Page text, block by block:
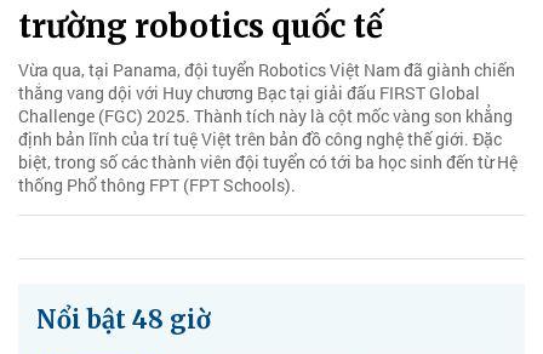
trường robotics quốc tế
Vừa qua, tại Panama, đội tuyển Robotics Việt Nam đã giành chiến
thắng vang dội với Huy chương Bạc tại giải đấu FIRST Global
Challenge (FGC) 2025. Thành tích này là cột mốc vàng son khẳng
định bản lĩnh của trí tuệ Việt trên bản đồ công nghệ thế giới. Đặc
biệt, trong số các thành viên đội tuyển có tới ba học sinh đến từ Hệ
thống Phổ thông FPT (FPT Schools).
Nổi bật 48 giờ